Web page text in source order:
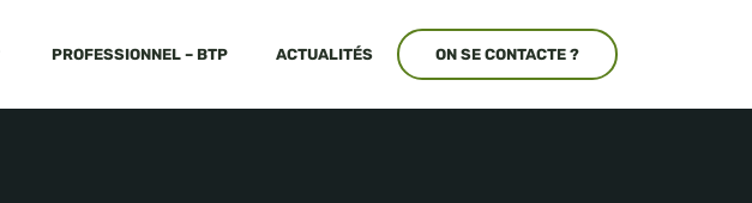
PROFESSIONNEL – BTP ACTUALITÉS ON SE CONTACTE ?